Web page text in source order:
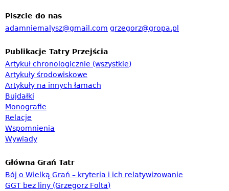
s
z
i
w
a
n
i
a
Piszcie do nas
adamniemalysz@gmail.com grzegorz@gropa.pl
Publikacje Tatry Przejścia
Artykuł chronologicznie (wszystkie)
Artykuły środowiskowe
Artykuły na innych łamach
Bujdałki
Monografie
Relacje
Wspomnienia
Wywiady
Główna Grań Tatr
Bój o Wielką Grań – kryteria i ich relatywizowanie
GGT bez liny (Grzegorz Folta)